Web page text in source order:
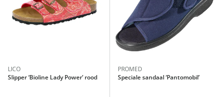
LICO
Slipper ‘Bioline Lady Power’ rood
PROMED
Speciale sandaal ‘Pantomobil’